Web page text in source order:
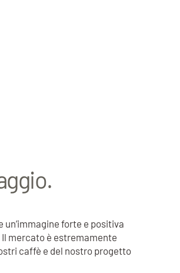
forte e positiva
mercato è estremamente
caffè e del nostro progetto